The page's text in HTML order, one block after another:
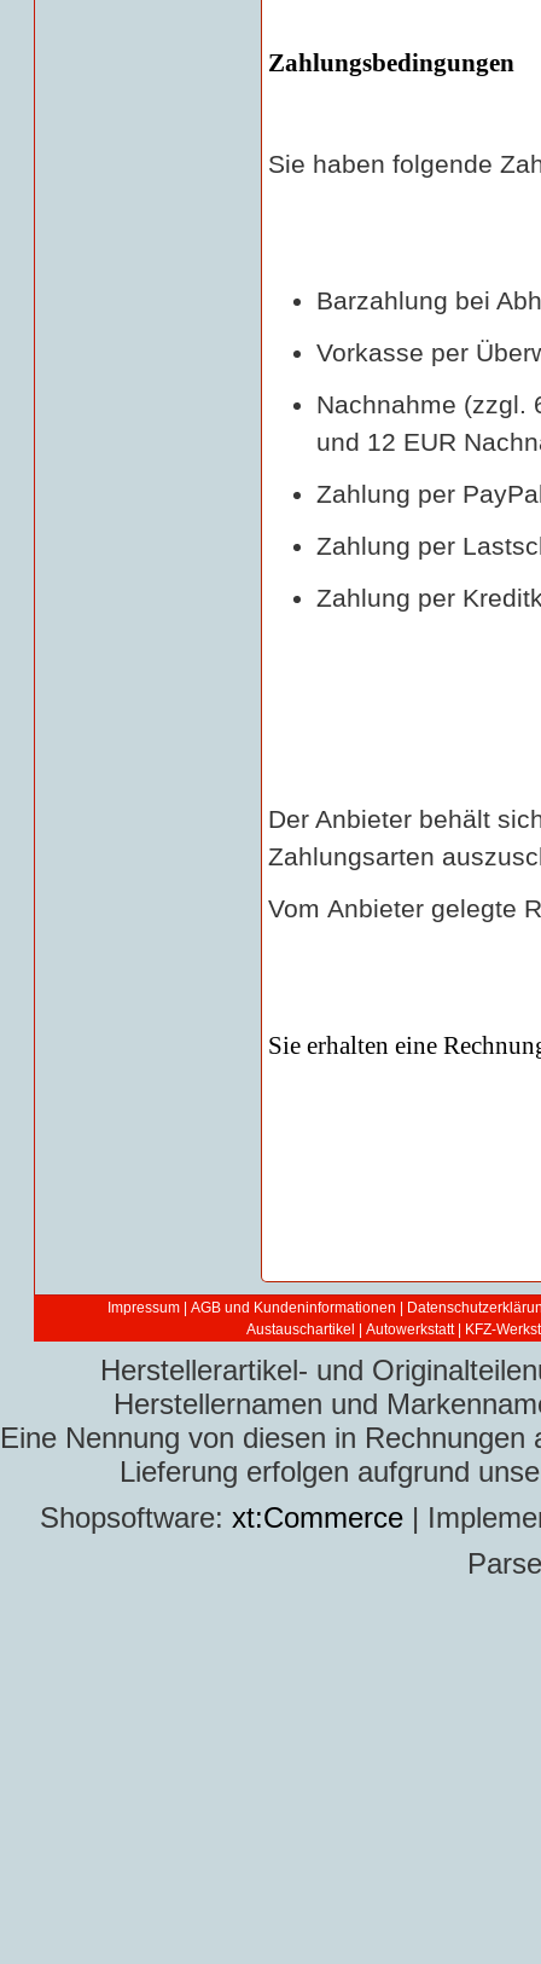
Zahlungsbedingungen
Sie haben folgende
Barzahlung bei
Vorkasse per
Nachnahme (zzgl.
und 12 EUR
Zahlung per
Zahlung per
Zahlung per
Der Anbieter behält
Zahlungsarten
Vom Anbieter gelegte
Sie erhalten eine
Impressum AGB und Kundeninformationen
Austauschartikel
Autowerkstatt | KFZ-
Herstellerartikel- und
Herstellernamen und
Eine Nennung von diesen in
Lieferung erfolgen aufgrund
Shopsoftware: xt:Commerce |